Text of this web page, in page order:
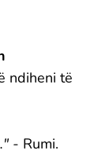
ndiheni të
- Rumi.